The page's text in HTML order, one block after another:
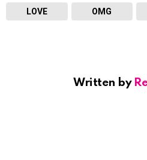
LOVE OMG
Written by